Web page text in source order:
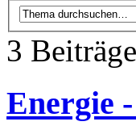
3
Energie